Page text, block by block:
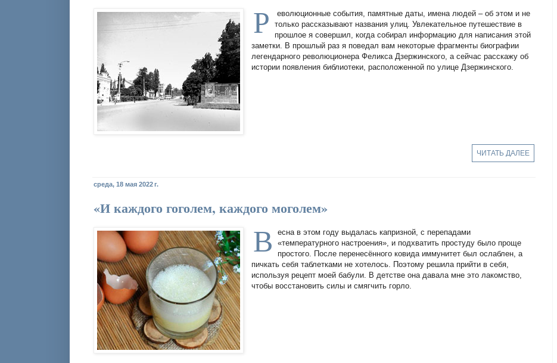
Р
еволюционные события, памятные даты, имена людей – об этом и не
только рассказывают названия улиц. Увлекательное путешествие в
прошлое я совершил, когда собирал информацию для написания этой
заметки. В прошлый раз я поведал вам некоторые фрагменты биографии
легендарного революционера Феликса Дзержинского, а сейчас расскажу об
истории появления библиотеки, расположенной по улице Дзержинского.
ЧИТАТЬ ДАЛЕЕ
среда, 18 мая 2022 г.
«И каждого гоголем, каждого моголем»
В
есна в этом году выдалась капризной, с перепадами
«температурного настроения», и подхватить простуду было проще
простого. После перенесённого ковида иммунитет был ослаблен, а
пичкать себя таблетками не хотелось. Поэтому решила прийти в себя,
используя рецепт моей бабули. В детстве она давала мне это лакомство,
чтобы восстановить силы и смягчить горло.